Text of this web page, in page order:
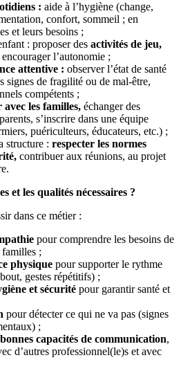
: aide à l’hygiène (change,
confort, sommeil ; en
et leurs besoins ;
: proposer des activités de jeu,
l’autonomie ;
attentive : observer l’état de santé
signes de fragilité ou de mal-être,
compétents ;
les familles, échanger des
s’inscrire dans une équipe
puériculteurs, éducateurs, etc.) ;
structure : respecter les normes
contribuer aux réunions, au projet
et les qualités nécessaires ?
dans ce métier :
pour comprendre les besoins de
familles ;
physique pour supporter le rythme
gestes répétitifs) ;
et sécurité pour garantir santé et
pour détecter ce qui ne va pas (signes
;
capacités de communication,
d’autres professionnel(le)s et avec